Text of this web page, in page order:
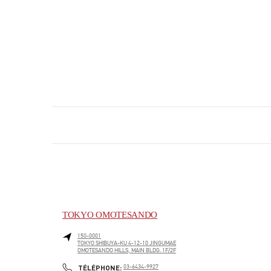
TOKYO OMOTESANDO
150-0001
TOKYOSHIBUYA-KU4-12-10 JINGUMAE
OMOTESANDO HILLS, MAIN BLDG. 1F/2F
TÉLÉPHONE: PHONE
03-6434-9927